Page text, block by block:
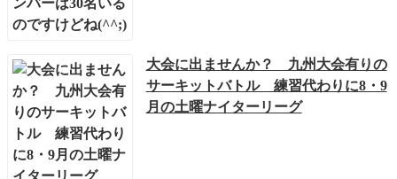
大会に出ませんか？ 九州大会有りの
サーキットバトル 練習代わりに8・9
月の土曜ナイターリーグ